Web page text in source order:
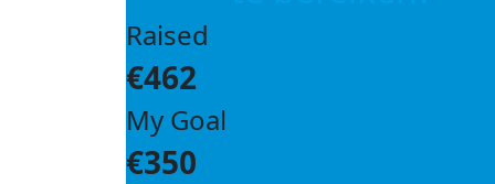
Raised
€462
My Goal
€350